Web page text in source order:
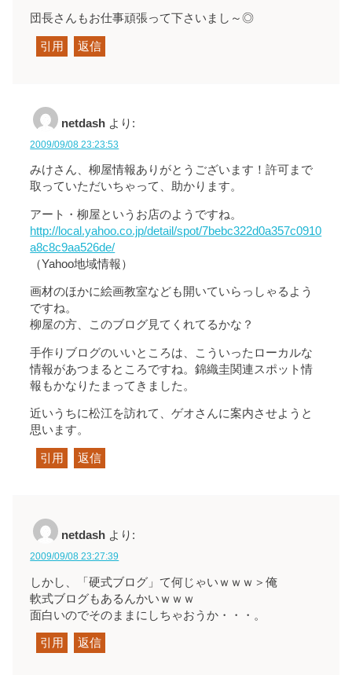
団長さんもお仕事頑張って下さいまし～◎
引用 返信
netdash より:
2009/09/08 23:23:53
みけさん、柳屋情報ありがとうございます！許可まで
取っていただいちゃって、助かります。
アート・柳屋というお店のようですね。
http://local.yahoo.co.jp/detail/spot/7bebc322d0a357c0910
a8c8c9aa526de/
（Yahoo地域情報）
画材のほかに絵画教室なども開いていらっしゃるよう
ですね。
柳屋の方、このブログ見てくれてるかな？
手作りブログのいいところは、こういったローカルな
情報があつまるところですね。錦織圭関連スポット情
報もかなりたまってきました。
近いうちに松江を訪れて、ゲオさんに案内させようと
思います。
引用 返信
netdash より:
2009/09/08 23:27:39
しかし、「硬式ブログ」て何じゃいｗｗｗ＞俺
軟式ブログもあるんかいｗｗｗ
面白いのでそのままにしちゃおうか・・・。
引用 返信